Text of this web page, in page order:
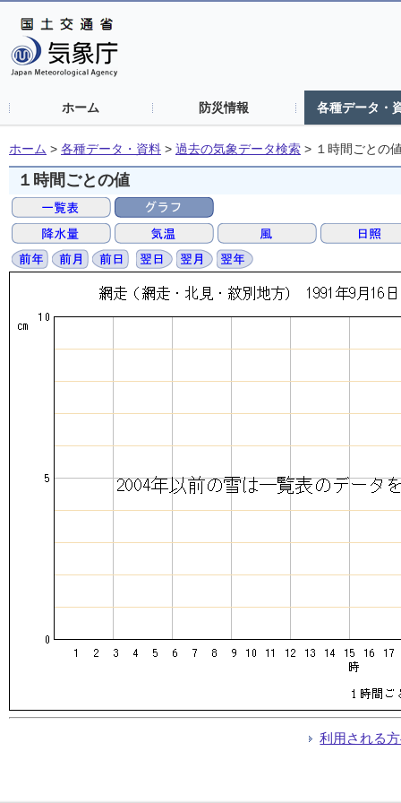
ホーム 防災情報 各種データ・
ホーム > 各種データ・資料 > 過去の気象データ検索 > １時間ごとの
１時間ごとの値
利用される